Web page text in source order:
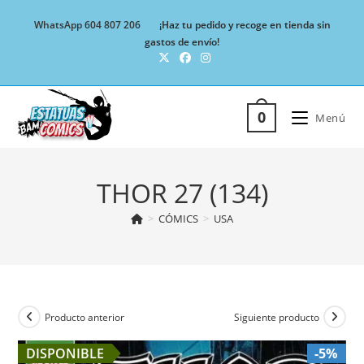
WhatsApp 604 807 206
¡Haz tu pedido y recoge en tienda sin
gastos de envío!
0 Menú
THOR 27 (134)
> CÓMICS > USA
Producto anterior Siguiente producto
DISPONIBLE -5%